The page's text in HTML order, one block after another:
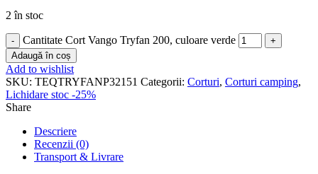
2 în stoc
Cantitate Cort Vango Tryfan 200, culoare verde
Adaugă în coș
Add to wishlist
SKU: TEQTRYFANP32151 Categorii: Corturi, Corturi camping,
Lichidare stoc -25%
Share
Descriere
Recenzii (0)
Transport & Livrare